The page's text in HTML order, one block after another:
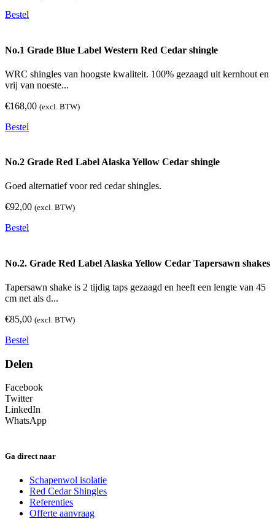
Bestel
No.1 Grade Blue Label Western Red Cedar shingle
WRC shingles van hoogste kwaliteit. 100% gezaagd uit kernhout en
vrij van noeste...
€168,00 (excl. BTW)
Bestel
No.2 Grade Red Label Alaska Yellow Cedar shingle
Goed alternatief voor red cedar shingles.
€92,00 (excl. BTW)
Bestel
No.2. Grade Red Label Alaska Yellow Cedar Tapersawn shakes
Tapersawn shake is 2 tijdig taps gezaagd en heeft een lengte van 45
cm net als d...
€85,00 (excl. BTW)
Bestel
Delen
Facebook
Twitter
LinkedIn
WhatsApp
Ga direct naar
Schapenwol isolatie
Red Cedar Shingles
Referenties
Offerte aanvraag